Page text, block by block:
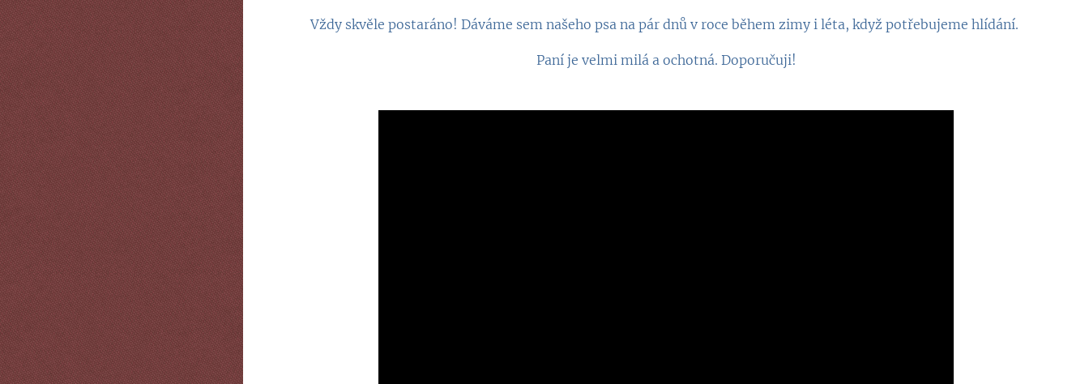
Vždy skvěle postaráno! Dáváme sem našeho psa na pár dnů v roce během zimy i léta, když potřebujeme hlídání.
Paní je velmi milá a ochotná. Doporučuji!